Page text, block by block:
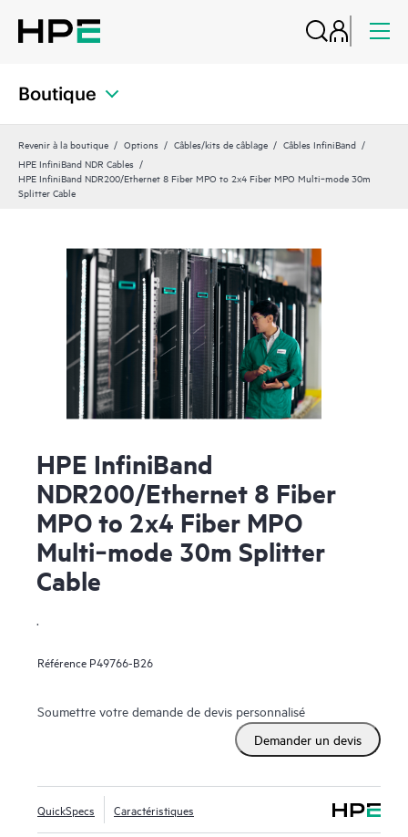
Boutique
Revenir à la boutique Options Câbles/kits de câblage
Câbles InfiniBand
HPE InfiniBand NDR Cables
HPE InfiniBand NDR200/Ethernet 8 Fiber MPO to 2x4 Fiber MPO Multi‑mode 30m
Splitter Cable
HPE InfiniBand
NDR200/Ethernet 8 Fiber
MPO to 2x4 Fiber MPO
Multi‑mode 30m Splitter
Cable
.
Référence P49766-B26
Soumettre votre demande de devis personnalisé
Demander un devis
QuickSpecs Caractéristiques